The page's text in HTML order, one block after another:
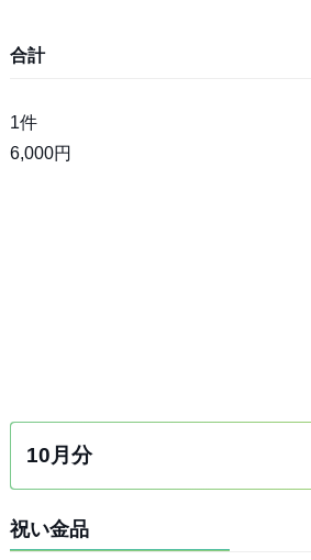
合計
1件
6,000円
10月分
祝い金品